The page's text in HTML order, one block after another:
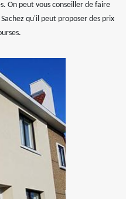
On peut vous conseiller de faire
qu'il peut proposer des prix